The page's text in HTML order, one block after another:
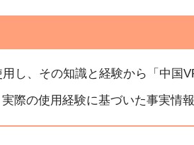
し、その知識と経験から「中国
際の使用経験に基づいた事実情